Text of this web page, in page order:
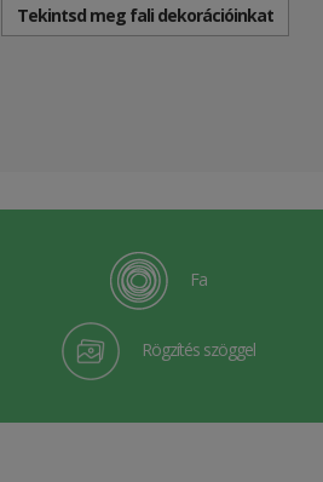
Tekintsd meg fali dekorációinkat
Fa
Rögzítés szöggel